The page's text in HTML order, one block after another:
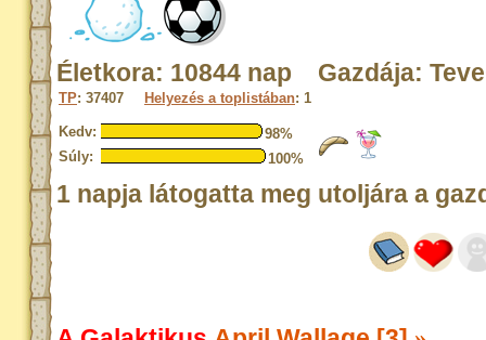
Életkora: 10844 nap Gazdája:
TP: 37407 Helyezés a toplistában: 1
Kedv:
98%
Súly:
100%
1 napja látogatta meg utoljára a